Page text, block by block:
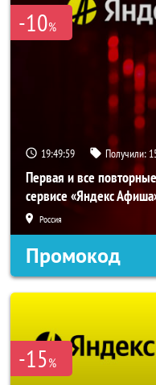
-10%
19:49:57 Получили:
Первая и все
сервисе «Яндекс
Россия
Промокод
-15%